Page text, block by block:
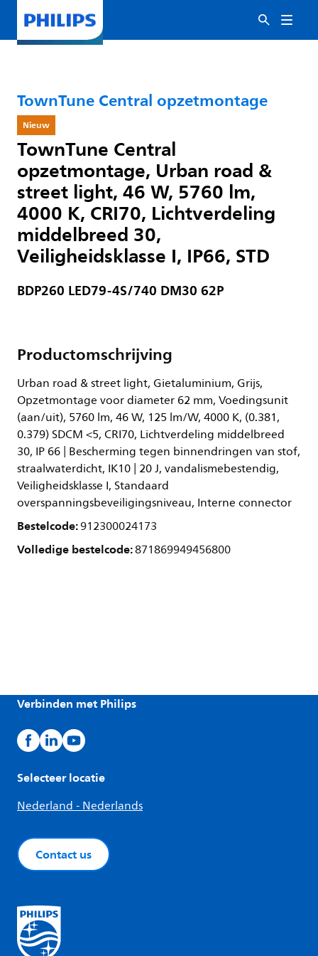
TownTune Central opzetmontage
Nieuw
TownTune Central
opzetmontage, Urban road &
street light, 46 W, 5760 lm,
4000 K, CRI70, Lichtverdeling
middelbreed 30,
Veiligheidsklasse I, IP66, STD
BDP260 LED79-4S/740 DM30 62P
Productomschrijving
Urban road & street light, Gietaluminium, Grijs,
Opzetmontage voor diameter 62 mm, Voedingsunit
(aan/uit), 5760 lm, 46 W, 125 lm/W, 4000 K, (0.381,
0.379) SDCM <5, CRI70, Lichtverdeling middelbreed
30, IP 66 | Bescherming tegen binnendringen van stof,
straalwaterdicht, IK10 | 20 J, vandalismebestendig,
Veiligheidsklasse I, Standaard
overspanningsbeveiligingsniveau, Interne connector
Bestelcode:912300024173
Volledige bestelcode:871869949456800
Verbinden met Philips
Selecteer locatie
Nederland - Nederlands
Contact us